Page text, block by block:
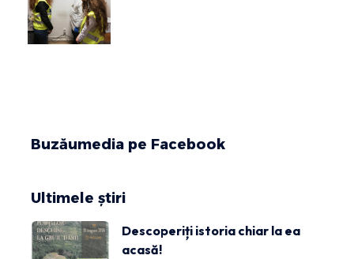
Buzăumedia pe Facebook
Ultimele știri
Descoperiți istoria chiar la ea
acasă!